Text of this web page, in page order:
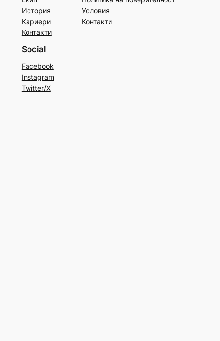
История
Кариери
Контакти
Условия
Контакти
Social
Facebook
Instagram
Twitter/X